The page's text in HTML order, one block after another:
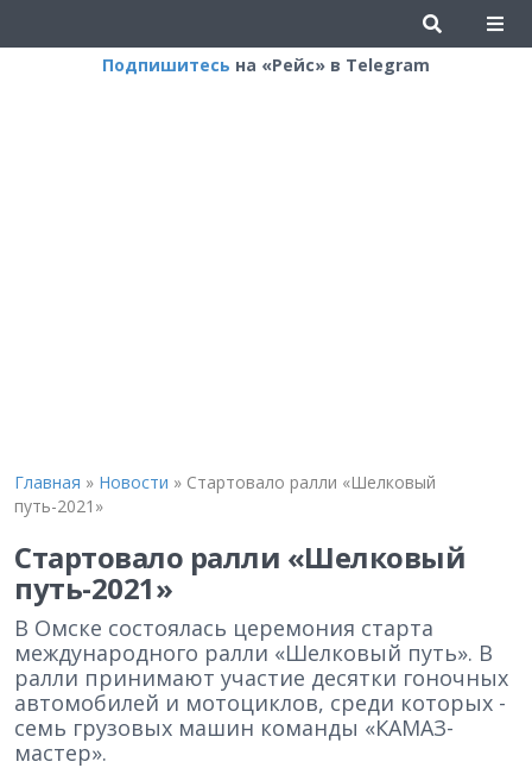
Подпишитесь на «Рейс» в Telegram
Главная » Новости » Стартовало ралли «Шелковый
путь-2021»
Стартовало ралли «Шелковый
путь-2021»
В Омске состоялась церемония старта
международного ралли «Шелковый путь». В
ралли принимают участие десятки гоночных
автомобилей и мотоциклов, среди которых -
семь грузовых машин команды «КАМАЗ-
мастер».